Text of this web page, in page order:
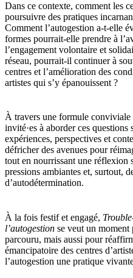
Dans ce contexte, comment les
poursuivre des pratiques
Comment l’autogestion a-t-elle
formes pourrait-elle prendre à
l’engagement volontaire et
réseau, pourrait-il continuer à
centres et l’amélioration des
artistes qui s’y épanouissent ?
À travers une formule conviviale
invité·es à aborder ces
expériences, perspectives et
défricher des avenues pour
tout en nourrissant une réflexion
pressions ambiantes et, surtout,
d’autodétermination.
À la fois festif et engagé,
l’autogestion se veut un
parcouru, mais aussi pour
émancipatoire des centres
l’autogestion une pratique